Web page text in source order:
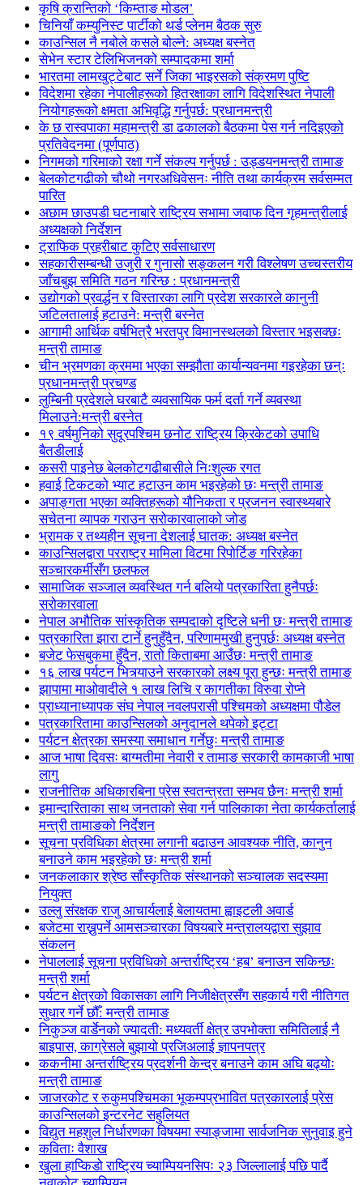
कृषि क्रान्तिको ‘किम्ताङ मोडल’
चिनियाँ कम्युनिस्ट पार्टीको थर्ड प्लेनम बैठक सुरु
काउन्सिल नै नबोले कसले बोल्ने: अध्यक्ष बस्नेत
सेभेन स्टार टेलिभिजनको सम्पादकमा शर्मा
भारतमा लामखुट्टेबाट सर्ने जिका भाइरसको संक्रमण पुष्टि
विदेशमा रहेका नेपालीहरूको हितरक्षाका लागि विदेशस्थित नेपाली
नियोगहरूको क्षमता अभिवृद्धि गर्नुपर्छ: प्रधानमन्त्री
के छ रास्वपाका महामन्त्री डा ढकालको बैठकमा पेस गर्न नदिइएको
प्रतिवेदनमा (पूर्णपाठ)
निगमको गरिमाको रक्षा गर्ने संकल्प गर्नुपर्छ : उड्डयनमन्त्री तामाङ
बेलकोटगढीको चौथो नगरअधिवेसनः नीति तथा कार्यक्रम सर्वसम्मत
पारित
अछाम छाउपडी घटनाबारे राष्ट्रिय सभामा जवाफ दिन गृहमन्त्रीलाई
अध्यक्षको निर्देशन
ट्राफिक प्रहरीबाट कुटिए सर्वसाधारण
सहकारीसम्बन्धी उजुरी र गुनासो सङ्कलन गरी विश्लेषण उच्चस्तरीय
जाँचबुझ समिति गठन गरिन्छ : प्रधानमन्त्री
उद्योगको प्रवर्द्धन र विस्तारका लागि प्रदेश सरकारले कानुनी
जटिलतालाई हटाउने: मन्त्री बस्नेत
आगामी आर्थिक वर्षभित्रै भरतपुर विमानस्थलको विस्तार भइसक्छः
मन्त्री तामाङ
चीन भ्रमणका क्रममा भएका सम्झौता कार्यान्यवनमा गइरहेका छन्ः
प्रधानमन्त्री प्रचण्ड
लुम्बिनी प्रदेशले घरबाटै व्यवसायिक फर्म दर्ता गर्ने व्यवस्था
मिलाउने:मन्त्री बस्नेत
१९ वर्षमुनिको सुदूरपश्चिम छनोट राष्ट्रिय क्रिकेटको उपाधि
बैतडीलाई
कसरी पाइनेछ बेलकोटगढीबासीले निःशुल्क रगत
हवाई टिकटको भ्याट हटाउन काम भइरहेको छः मन्त्री तामाङ
अपाङ्गता भएका व्यक्तिहरूको यौनिकता र प्रजनन स्वास्थ्यबारे
सचेतना व्यापक गराउन सरोकारवालाको जोड
भ्रामक र तथ्यहीन सूचना देशलाई घातक: अध्यक्ष बस्नेत
काउन्सिलद्वारा परराष्ट्र मामिला विटमा रिपोर्टिङ गरिरहेका
सञ्चारकर्मीसँग छलफल
सामाजिक सञ्जाल व्यवस्थित गर्न बलियो पत्रकारिता हुनैपर्छः
सरोकारवाला
नेपाल अभौतिक सांस्कृतिक सम्पदाको दृष्टिले धनी छः मन्त्री तामाङ
पत्रकारिता झारा टार्ने हुनुहुँदैन, परिणाममुखी हुनुपर्छः अध्यक्ष बस्नेत
बजेट फेसबुकमा हुँदैन, रातो किताबमा आउँछः मन्त्री तामाङ
१६ लाख पर्यटन भित्र्याउने सरकारको लक्ष्य पूरा हुन्छः मन्त्री तामाङ
झापामा माओवादीले १ लाख लिचि र कागतीका विरुवा रोप्ने
प्राध्यानाध्यापक संघ नेपाल नवलपरासी पश्चिमको अध्यक्षमा पौडेल
पत्रकारितामा काउन्सिलको अनुदानले थपेको इट्टा
पर्यटन क्षेत्रका समस्या समाधान गर्नेछुः मन्त्री तामाङ
आज भाषा दिवसः बाग्मतीमा नेवारी र तामाङ सरकारी कामकाजी भाषा
लागु
राजनीतिक अधिकारबिना प्रेस स्वतन्त्रता सम्भव छैनः मन्त्री शर्मा
इमान्दारिताका साथ जनताकाे सेवा गर्न पालिकाका नेता कार्यकर्तालाई
मन्त्री तामाङको निर्देशन
सूचना प्रविधिका क्षेत्रमा लगानी बढाउन आवश्यक नीति, कानुन
बनाउने काम भइरहेको छः मन्त्री शर्मा
जनकलाकार श्रेष्ठ साँस्कृतिक संस्थानको सञ्चालक सदस्यमा
नियुक्त
उल्लु संरक्षक राजु आचार्यलाई बेलायतमा ह्वाइटली अवार्ड
बजेटमा राख्नुपर्ने आमसञ्चारका विषयबारे मन्त्रालयद्वारा सुझाव
संकलन
नेपाललाई सूचना प्रविधिको अन्तर्राष्ट्रिय ‘हब’ बनाउन सकिन्छः
मन्त्री शर्मा
पर्यटन क्षेत्रको विकासका लागि निजीक्षेत्रसँग सहकार्य गरी नीतिगत
सुधार गर्ने छौँ: मन्त्री तामाङ
निकुञ्ज वार्डेनको ज्यादती: मध्यवर्ती क्षेत्र उपभोक्ता समितिलाई नै
बाइपास, काग्रेसले बुझायो प्रजिअलाई ज्ञापनपत्र
ककनीमा अन्तर्राष्ट्रिय प्रदर्शनी केन्द्र बनाउने काम अघि बढ्योः
मन्त्री तामाङ
जाजरकोट र रुकुमपश्चिमका भूकम्पप्रभावित पत्रकारलाई प्रेस
काउन्सिलको इन्टरनेट सहुलियत
विद्युत महशुल निर्धारणका विषयमा स्याङ्जामा सार्वजनिक सुनुवाइ हुने
कविताः वैशाख
खुला हाप्किडो राष्ट्रिय च्याम्पियनसिपः २३ जिल्लालाई पछि पार्दै